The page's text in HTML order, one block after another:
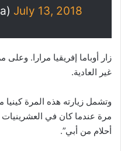
July 13, 2018
زار أوباما إفريقيا مرارا. وعلى
غير العادية.
وتشمل زيارته هذه المرة كينيا
مرة عندما كان في
أحلام من أبي”.